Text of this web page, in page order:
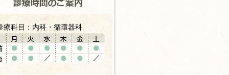
療科目：内科・循環器科